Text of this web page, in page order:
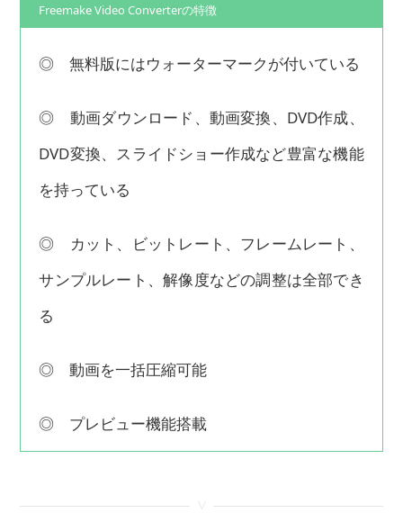
Freemake Video Converterの特徴
◎ 無料版にはウォーターマークが付いている
◎ 動画ダウンロード、動画変換、DVD作成、
DVD変換、スライドショー作成など豊富な機能
を持っている
◎ カット、ビットレート、フレームレート、
サンプルレート、解像度などの調整は全部でき
る
◎ 動画を一括圧縮可能
◎ プレビュー機能搭載